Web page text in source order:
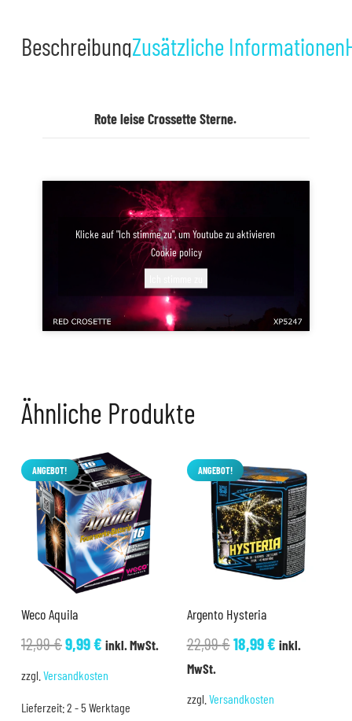
BeschreibungZusätzliche Informationen
Rote leise Crossette Sterne.
Klicke auf "Ich stimme zu", um Youtube zu aktivieren
Cookie policy
Ähnliche Produkte
ANGEBOT!
Weco Aquila
12,99€Ursprünglicher
12,99 €
9,99€Aktueller
9,99 €.
inkl. MwSt.
zzgl. Versandkosten
Lieferzeit:2 - 5 Werktage
ANGEBOT!
Argento Hysteria
22,99€Ursprünglicher
18,99€Aktueller
inkl.
MwSt.
zzgl. Versandkosten